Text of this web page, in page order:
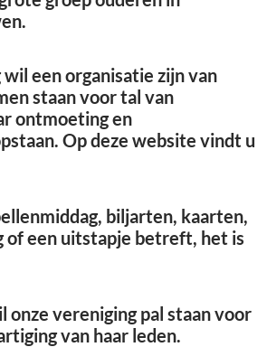
wil een organisatie zijn van
staan voor tal van
ontmoeting en
Op deze website vindt u
biljarten, kaarten,
of een uitstapje betreft, het is
onze vereniging pal staan voor
van haar leden.